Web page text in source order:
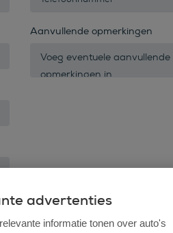
Aanvullende opmerkingen
advertenties
informatie tonen over auto's